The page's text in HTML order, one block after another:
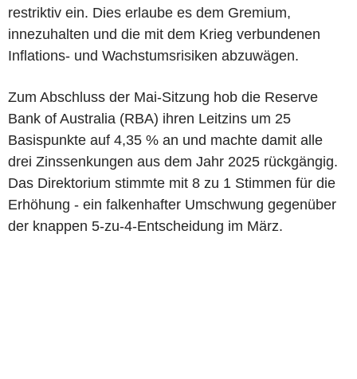
restriktiv ein. Dies erlaube es dem Gremium,
innezuhalten und die mit dem Krieg verbundenen
Inflations- und Wachstumsrisiken abzuwägen.
Zum Abschluss der Mai-Sitzung hob die Reserve
Bank of Australia (RBA) ihren Leitzins um 25
Basispunkte auf 4,35 % an und machte damit alle
drei Zinssenkungen aus dem Jahr 2025 rückgängig.
Das Direktorium stimmte mit 8 zu 1 Stimmen für die
Erhöhung - ein falkenhafter Umschwung gegenüber
der knappen 5-zu-4-Entscheidung im März.